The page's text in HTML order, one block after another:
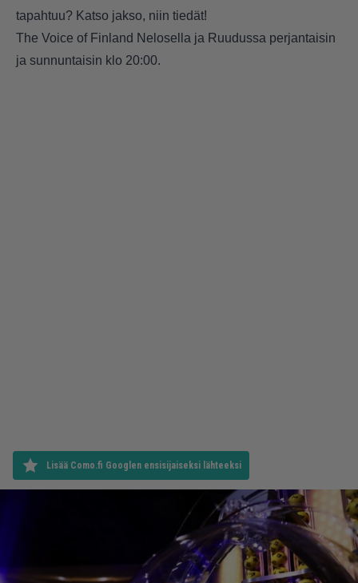
tapahtuu? Katso jakso, niin tiedät!
The Voice of Finland Nelosella ja Ruudussa perjantaisin
ja sunnuntaisin klo 20:00.
Lisää Como.fi Googlen ensisijaiseksi lähteeksi